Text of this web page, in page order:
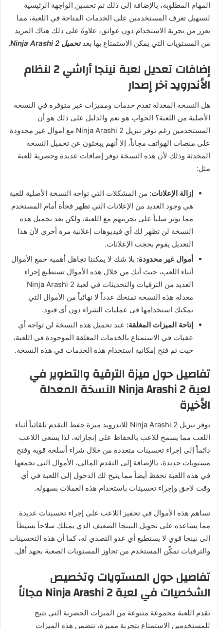
المهام المطلوبة، بالإضافة إلى ذلك تم تحسين الواجهة الرئيسية
لتسهيل تعرف المستخدمين على الخدمات المتاحة في اللعبة، مما
يعزز من تجربة الاستخدام دون عوائق، علاوةً على ذلك هناك المزيد
من المستويات التي يمكن الاستمتاع بها بعدتحميل Ninja Arashi 2 .
إضافات تعديل لعبة نينجا أراشي 2 لنظام
الأندرويد آخر إصدار
هل النسخة المعدلة تقدم خدمات ومميزات غير متوفرة في النسخة
الأصلية من اللعبة؟ الجواب هو نعم والدليل على ذلك هو أن
المستخدمين رغم توفر تنزيل Ninja Arashi 2 مع أموال غير محدودة
على منصات الهواتف مجاناً، إلا أنهم يبحثون عن تحميل النسخة
المحدثة وذلك لأن هذه النسخة توفر إضافات عديدة وحصرية للعبة
مثل:
إزالة الإعلانات: من المشكلات التي تواجه النسخة الأصلية للعبة
هي وجود العديد من الإعلانات التي تظهر فجأة أمام المستخدم
مما يؤثر سلباً على تجربتهم مع اللعبة، ولكن بعد تحميل هذه
النسخة لن تظهر لك أي فيديوهات إعلانية مرة أخرى لأن هذا
التعديل يقوم بحجب الإعلانات.
أموال غير محدودة: بلا شك لا يمكننا تجاهل أهمية جمع الأموال
أثناء اللعب، حيث أنك من خلال هذه الأموال تستطيع إجراء
العديد من الترقيات والتحديثات في لعبة Ninja Arashi 2
معدلة هذه النسخة تمنحك عدداً لا نهائياً من الأموال التي
يمكنك استخدامها في عمليات الشراء دون أي قيود.
إتاحة الميزات المغلقة: عند تحميل هذه النسخة لن تواجه أي
عقبات في الاستمتاع بالخدمات المغلقة الموجودة في اللعبة،
حيث تم فتح إمكانية استخدام هذه الخدمات في هذه النسخة.
تفاصيل حول ميزة الترقية والتطوير في
لعبة Ninja Arashi 2 النسخة المعدلة
الأخيرة
يوفر تنزيل Ninja Arashi 2 للاندرويد ميزة حفظ التقدم تلقائياً أثناء
اللعب مما يسمح للاعب بالحفاظ على إنجازاته، لذا يسعى اللاعب
دائماً إلى إجراء تحسينات متعددة من خلال شراء أسلحة قوية وفتح
مستويات جديدة، بالإضافة إلى التقدم المالي، الأموال التي تجمعها
في هذه اللعبة تحفظ أيضاً مما يتيح لك الدخول إلى اللعبة في أي
وقت لاحق وإجراء تحسينات باستخدام هذه العملات بسهولة.
تساهم هذه الأموال في تحفيز اللاعب على إجراء تحسينات عديدة
مما يساعده على تحويل النينجا الضعيف الذي يمتلك سلاحاً بسيطاً
إلى نينجا قوي لا يستطيع أي عدو التصدي له، كما أن هذه التحسينات
والترقيات تمكّن المستخدم من تجاوز المستويات الصعبة بجهد أقل.
تفاصيل حول المستويات وتخصيص
الشخصيات في لعبة Ninja Arashi 2 مجاناً
تقدم اللعبة مجموعة متنوعة من الميزات الحصرية التي تتيح
للمستخدمين الاستمتاع بتجربة مميزة، تتضمن هذه الميزات